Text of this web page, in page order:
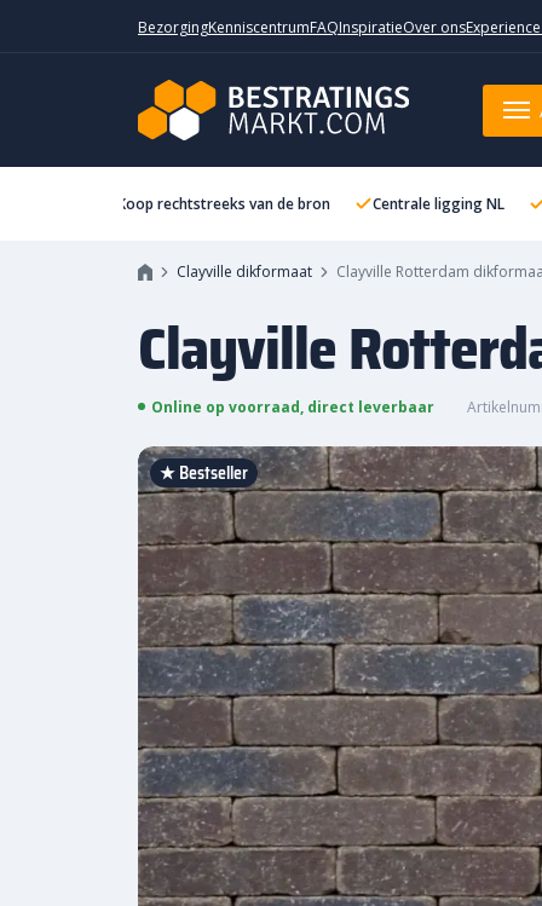
BezorgingKenniscentrumFAQInspiratieOver ons
Koop rechtstreeks van de bron Centrale ligging NL
Clayville dikformaat Clayville Rotterdam
Clayville
Online op voorraad, direct leverbaar
★ Bestseller
Clayville Rotterdam dikformaat